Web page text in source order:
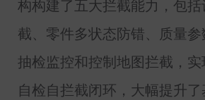
构构建了五大拦截能力，包
截、零件多状态防错、质量
抽检监控和控制地图拦截，实
自检自拦截闭环，大幅提升